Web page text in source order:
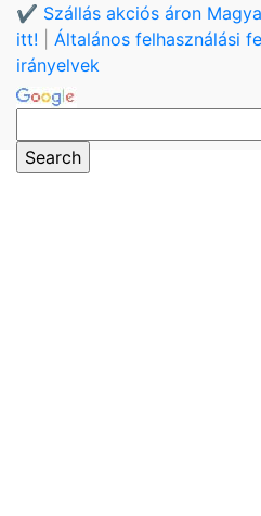
✔️ Szállás akciós áron
itt!
Általános felhasználási
irányelvek